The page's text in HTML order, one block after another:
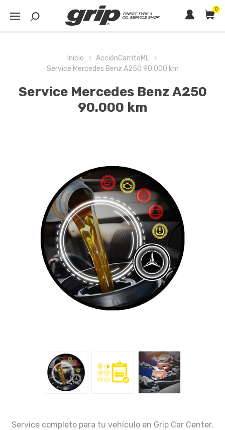
0
Inicio
AcciónCarritoML
Service Mercedes Benz A250 90.000 km
Service Mercedes Benz A250
90.000 km
Service completo para tu vehículo en Grip Car Center.